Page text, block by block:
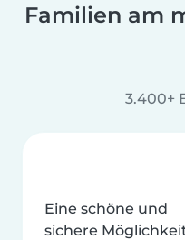
Familien am
3.400+
Eine schöne und
sichere